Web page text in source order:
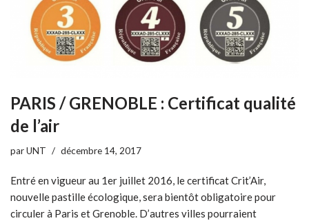
PARIS / GRENOBLE : Certificat qualité
de l’air
parUNT décembre 14, 2017
Entré en vigueur au 1er juillet 2016, le certificat Crit’Air,
nouvelle pastille écologique, sera bientôt obligatoire pour
circuler à Paris et Grenoble. D’autres villes pourraient